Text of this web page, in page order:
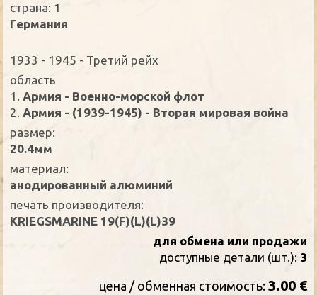
страна: 1
Германия
1933 - 1945 - Третий рейх
oбласть
1. Армия - Военно-морской флот
2. Армия - (1939-1945) - Вторая мировая война
размер:
20.4мм
материал:
анодированный алюминий
печать производителя:
KRIEGSMARINE 19(F)(L)(L)39
для обмена или продажи
доступные детали (шт.): 3
цена / oбменная стоимость: 3.00 €